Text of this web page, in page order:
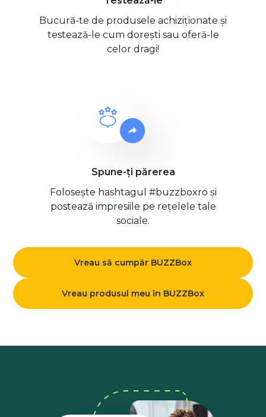
Bucură-te de produsele achiziționate și
testează-le cum dorești sau oferă-le
celor dragi!
Spune-ți părerea
Folosește hashtagul #buzzboxro și
postează impresiile pe rețelele tale
sociale.
Vreau să cumpăr BUZZBox
Vreau produsul meu în BUZZBox